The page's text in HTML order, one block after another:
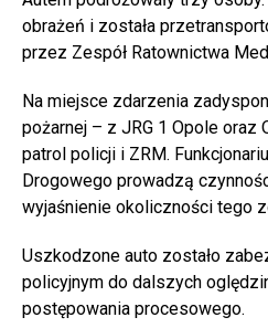
obrażeń i została
przez Zespół Ratownictwa
Na miejsce zdarzenia
pożarnej – z JRG 1 Opole oraz
patrol policji i ZRM.
Drogowego prowadzą
wyjaśnienie okoliczności tego
Uszkodzone auto zostało
policyjnym do dalszych
postępowania procesowego.